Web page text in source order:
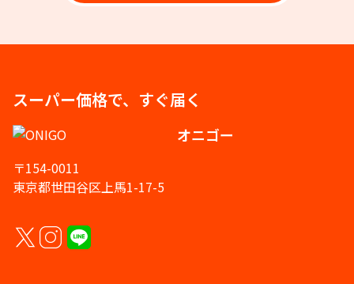
スーパー価格で、すぐ届く
オニゴー
〒154-0011
東京都世田谷区上馬1-17-5